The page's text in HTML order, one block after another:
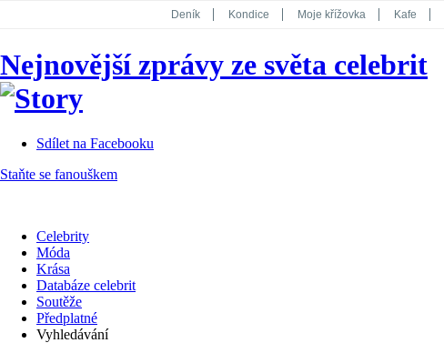
Deník Kondice Moje křížovka Kafe
Koktejl
Nejnovější zprávy ze světa celebrit
Sdílet na Facebooku
Staňte se fanouškem
Celebrity
Móda
Krása
Databáze celebrit
Soutěže
Předplatné
Vyhledávání